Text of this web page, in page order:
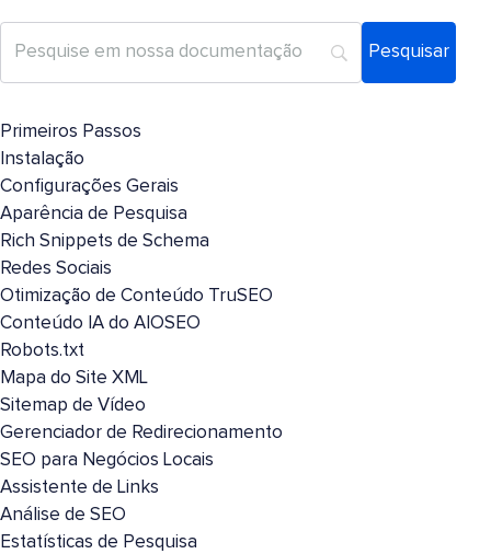
Primeiros Passos
Instalação
Configurações Gerais
Aparência de Pesquisa
Rich Snippets de Schema
Redes Sociais
Otimização de Conteúdo TruSEO
Conteúdo IA do AIOSEO
Robots.txt
Mapa do Site XML
Sitemap de Vídeo
Gerenciador de Redirecionamento
SEO para Negócios Locais
Assistente de Links
Análise de SEO
Estatísticas de Pesquisa